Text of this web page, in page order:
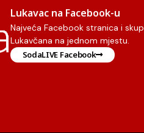
Lukavac na Facebook-u
Najveća Facebook stranica i skup
Lukavčana na jednom mjestu.
SodaLIVE Facebook